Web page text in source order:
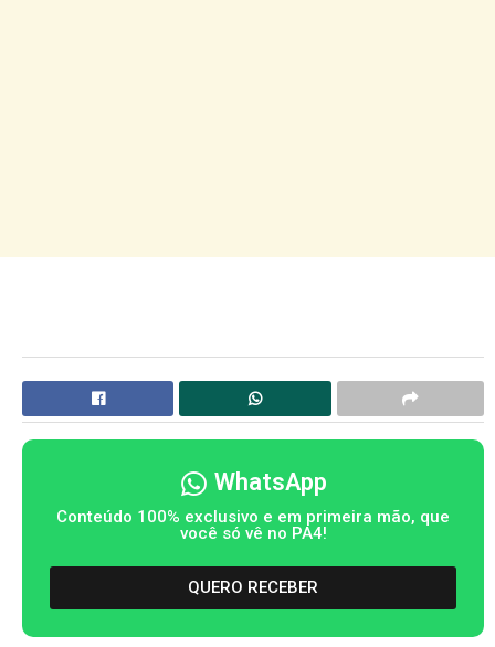
WhatsApp
Conteúdo 100% exclusivo e em primeira mão, que
você só vê no PA4!
QUERO RECEBER